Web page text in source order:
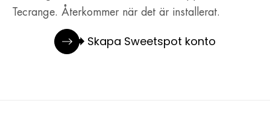
Tecrange. Återkommer när det är installerat.
Skapa Sweetspot konto